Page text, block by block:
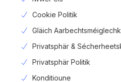
Cookie Politik
Gläich
Privatsphär &
Privatsphär Politik
Konditioune